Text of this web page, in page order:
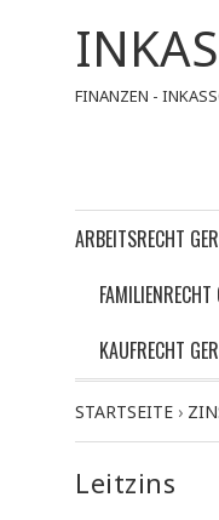
FINANZEN -
ARBEITSRECHT
KAUFRECHT
STARTSEITE ›
Leitzins